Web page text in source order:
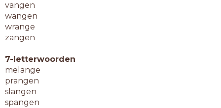
vangen
wangen
wrange
zangen
7-letterwoorden
melange
prangen
slangen
spangen